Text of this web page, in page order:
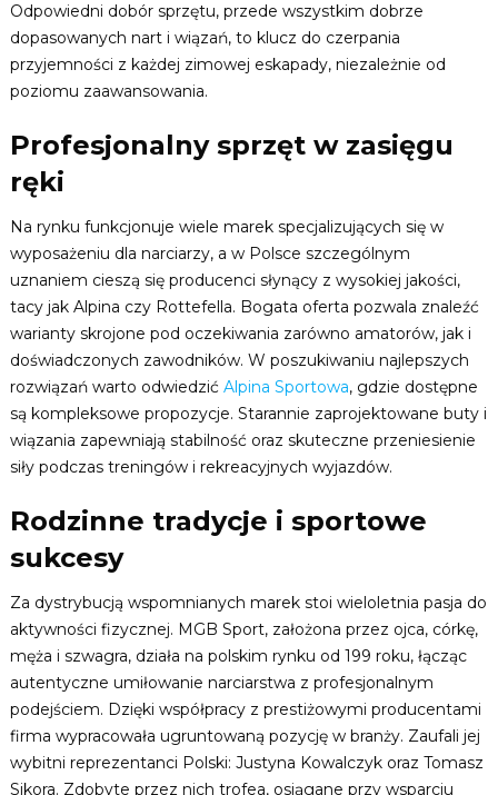
Odpowiedni dobór sprzętu, przede wszystkim dobrze
dopasowanych nart i wiązań, to klucz do czerpania
przyjemności z każdej zimowej eskapady, niezależnie od
poziomu zaawansowania.
Profesjonalny sprzęt w zasięgu
ręki
Na rynku funkcjonuje wiele marek specjalizujących się w
wyposażeniu dla narciarzy, a w Polsce szczególnym
uznaniem cieszą się producenci słynący z wysokiej jakości,
tacy jak Alpina czy Rottefella. Bogata oferta pozwala znaleźć
warianty skrojone pod oczekiwania zarówno amatorów, jak i
doświadczonych zawodników. W poszukiwaniu najlepszych
rozwiązań warto odwiedzić Alpina Sportowa, gdzie dostępne
są kompleksowe propozycje. Starannie zaprojektowane buty i
wiązania zapewniają stabilność oraz skuteczne przeniesienie
siły podczas treningów i rekreacyjnych wyjazdów.
Rodzinne tradycje i sportowe
sukcesy
Za dystrybucją wspomnianych marek stoi wieloletnia pasja do
aktywności fizycznej. MGB Sport, założona przez ojca, córkę,
męża i szwagra, działa na polskim rynku od 199 roku, łącząc
autentyczne umiłowanie narciarstwa z profesjonalnym
podejściem. Dzięki współpracy z prestiżowymi producentami
firma wypracowała ugruntowaną pozycję w branży. Zaufali jej
wybitni reprezentanci Polski: Justyna Kowalczyk oraz Tomasz
Sikora. Zdobyte przez nich trofea, osiągane przy wsparciu